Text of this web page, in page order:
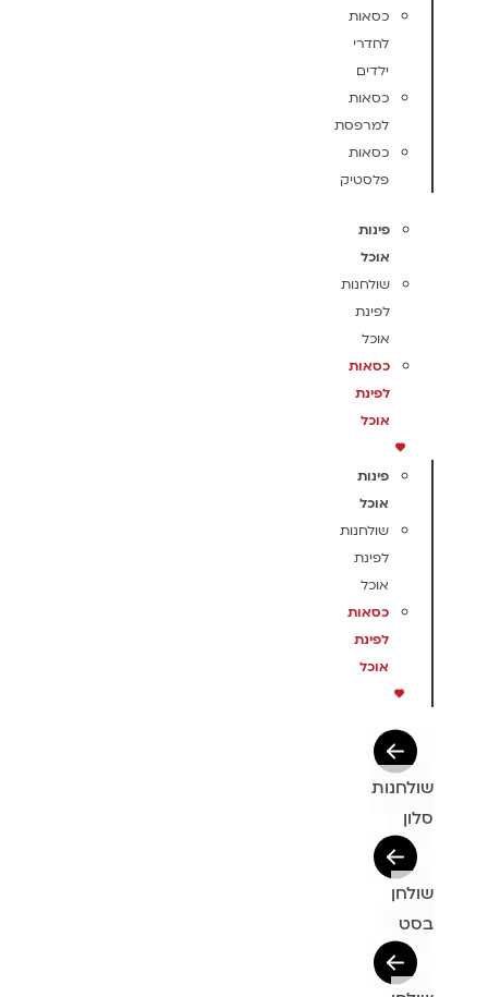
כסאות
לחדרי
ילדים
כסאות
למרפסת
כסאות
פלסטיק
פינות
אוכל
שולחנות
לפינת
אוכל
כסאות
לפינת
אוכל
פינות
אוכל
שולחנות
לפינת
אוכל
כסאות
לפינת
אוכל
שולחנות
סלון
שולחן
בסט